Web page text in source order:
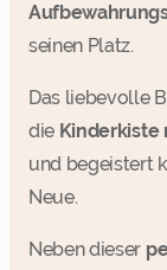
seinen Platz.
Das liebevolle
die Kinderkiste
und begeistert
Neue.
Neben dieser